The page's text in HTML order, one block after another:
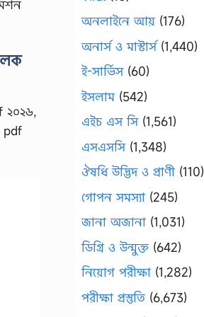
২০২৬,
pdf
অনলাইনে আয় (176)
অনার্স ও মাস্টার্স(1,440)
ই-সার্ভিস(60)
ইসলাম(542)
এইচ এস সি(1,561)
এসএসসি(1,348)
ঔষধি উদ্ভিদ ও প্রাণী (110)
গোপন সমস্যা (245)
জানা অজানা (1,031)
ডিগ্রি ও উন্মুক্ত (642)
নিয়োগ পরীক্ষা (1,282)
পরীক্ষা প্রস্তুতি (6,673)